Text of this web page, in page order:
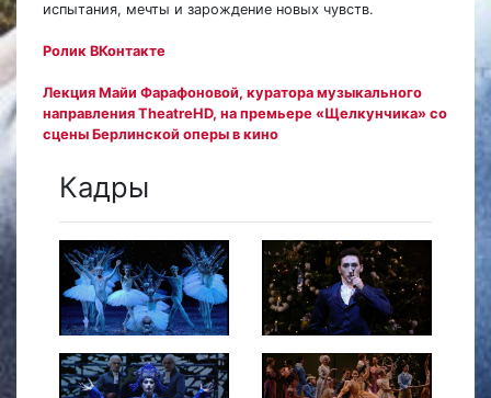
испытания, мечты и зарождение новых чувств.
Ролик ВКонтакте
Лекция Майи Фарафоновой, куратора музыкального
направления TheatreHD, на премьере «Щелкунчика» со
сцены Берлинской оперы в кино
Кадры